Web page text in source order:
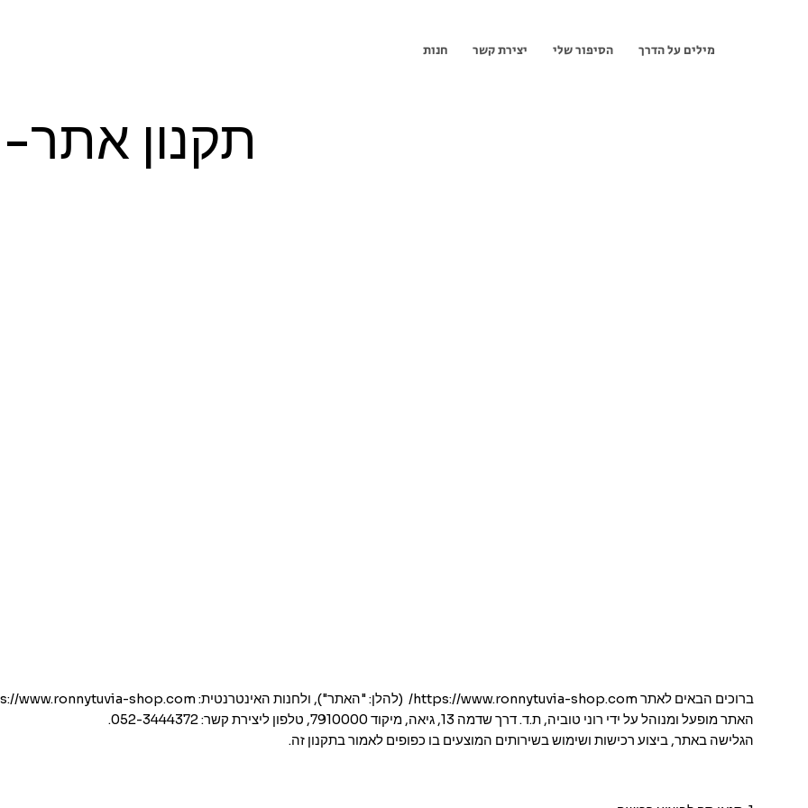
חנות יצירת קשר הסיפור שלי מילים על הדרך
תקנון אתר-
ברוכים הבאים לאתרhttps://www.ronnytuvia-shop.com/ (להלן: "האתר"), ולחנות האינטרנטית:www.ronnytuvia-shop.com/
האתר מופעל ומנוהל על ידי רוני טוביה, ת.ד. דרך שדמה 13, גיאה, מיקוד 7910000, טלפון ליצירת קשר: 052-3444372.
הגלישה באתר, ביצוע רכישות ושימוש בשירותים המוצעים בו כפופים לאמור בתקנון זה.